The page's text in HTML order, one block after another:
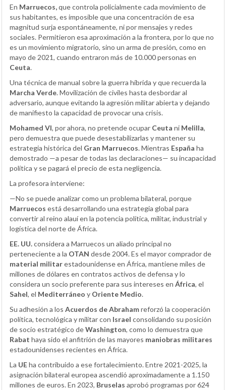
En Marruecos,que controla policialmente cada movimiento de
sus habitantes, es imposible que una concentración de esa
magnitud surja espontáneamente, ni por mensajes y redes
sociales. Permitieron esa aproximación a la frontera, por lo que no
es un movimiento migratorio, sino un arma de presión, como en
mayo de 2021, cuando entraron más de 10.000 personas en
Ceuta.
Una técnica de manual sobre la guerra híbrida y que recuerda la
Marcha Verde. Movilización de civiles hasta desbordar al
adversario, aunque evitando la agresión militar abierta y dejando
de manifiesto la capacidad de provocar una crisis.
Mohamed VI, por ahora, no pretende ocupar Ceuta ni Melilla,
pero demuestra que puede desestabilizarlas y mantener su
estrategia histórica del Gran Marruecos. Mientras España ha
demostrado —a pesar de todas las declaraciones— su incapacidad
política y se pagará el precio de esta negligencia.
La profesora interviene:
—No se puede analizar como un problema bilateral, porque
Marruecos está desarrollando una estrategia global para
convertir al reino alauí en la potencia política, militar, industrial y
logística del norte de África.
EE. UU.considera a Marruecos un aliado principal no
perteneciente a la OTAN desde 2004. Es el mayor comprador de
material militarestadounidense en África, mantiene miles de
millones de dólares en contratos activos de defensa y lo
considera un socio preferente para sus intereses en África, el
Sahel, el Mediterráneo y Oriente Medio.
Su adhesión a los Acuerdos de Abrahamreforzó la cooperación
política, tecnológica y militar con Israel consolidando su posición
de socio estratégico deWashington, como lo demuestra que
Rabat haya sido el anfitrión de las mayores maniobras militares
estadounidenses recientes en África.
La UEha contribuido a ese fortalecimiento. Entre 2021-2025, la
asignación bilateral europea ascendió aproximadamente a 1.150
millones de euros. En 2023, Bruselas aprobó programas por 624